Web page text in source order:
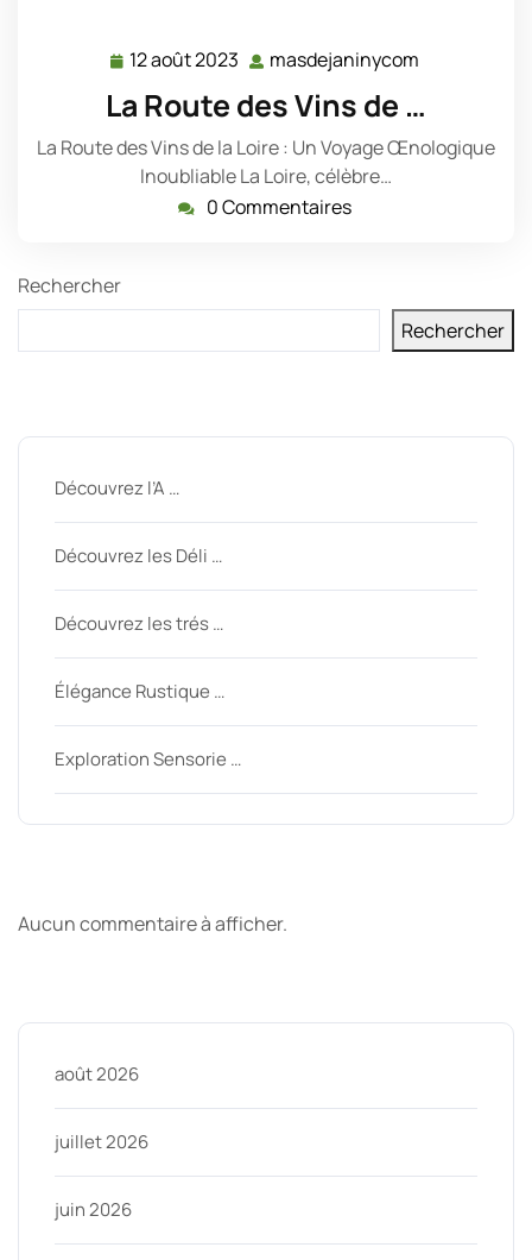
12 août 2023 12
août
2023
masdejaninycom
La Route des Vins de …
La Route des Vins de la Loire : Un Voyage Œnologique
Inoubliable La Loire, célèbre…
0 Commentaires
Rechercher
Rechercher
Découvrez l’A …
Découvrez les Déli …
Découvrez les trés …
Élégance Rustique …
Exploration Sensorie …
Aucun commentaire à afficher.
août 2026
juillet 2026
juin 2026